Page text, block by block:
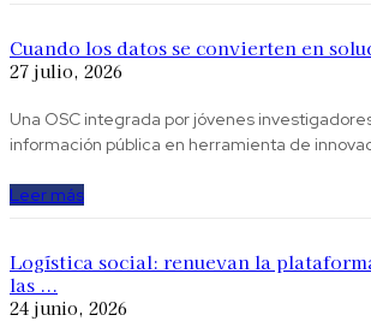
Cuando los datos se convierten en
27 julio, 2026
Una OSC integrada por jóvenes
información pública en herramienta de
Leer más
Logística social: renuevan la
las ...
24 junio, 2026